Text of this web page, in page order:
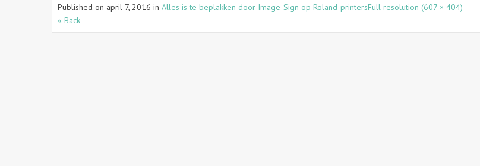
Published on april 7, 2016 in Alles is te beplakken door Image-Sign op Roland-printersFull resolution (607 × 404)
« Back